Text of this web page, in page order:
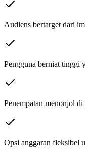
Audiens bertarget dari
Pengguna berniat tinggi
Penempatan menonjol
Opsi anggaran fleksibel